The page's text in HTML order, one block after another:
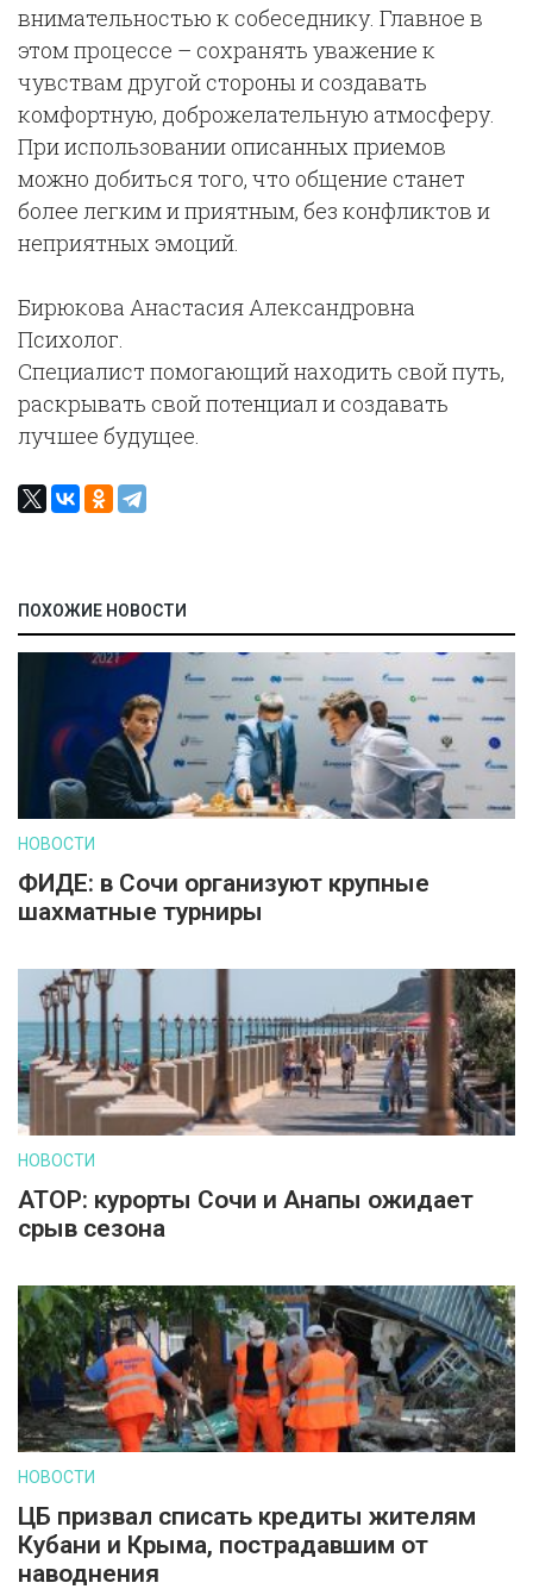
внимательностью к собеседнику. Главное в
этом процессе – сохранять уважение к
чувствам другой стороны и создавать
комфортную, доброжелательную атмосферу.
При использовании описанных приемов
можно добиться того, что общение станет
более легким и приятным, без конфликтов и
неприятных эмоций.
Бирюкова Анастасия Александровна
Психолог.
Специалист помогающий находить свой путь,
раскрывать свой потенциал и создавать
лучшее будущее.
ПОХОЖИЕ НОВОСТИ
НОВОСТИ
ФИДЕ: в Сочи организуют крупные
шахматные турниры
НОВОСТИ
АТОР: курорты Сочи и Анапы ожидает
срыв сезона
НОВОСТИ
ЦБ призвал списать кредиты жителям
Кубани и Крыма, пострадавшим от
наводнения